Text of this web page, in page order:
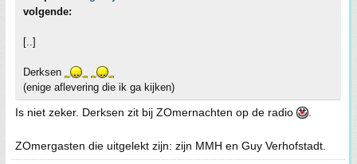
volgende:
[..]
Derksen
(enige aflevering die ik ga kijken)
Is niet zeker. Derksen zit bij ZOmernachten op de radio .
ZOmergasten die uitgelekt zijn: zijn MMH en Guy Verhofstadt.